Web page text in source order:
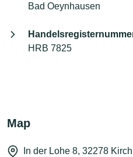
Bad Oeynhausen
HRB 7825
Map
In der Lohe 8, 32278